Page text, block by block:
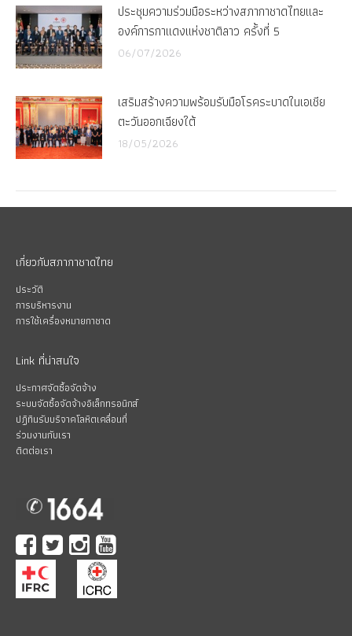
ประชุมความร่วมมือระหว่างสภากาชาดไทยและ
องค์การกาแดงแห่งชาติลาว ครั้งที่ 5
06/07/2026
เสริมสร้างความพร้อมรับมือโรคระบาดในเอเชีย
ตะวันออกเฉียงใต้
18/05/2026
เกี่ยวกับสภากาชาดไทย
ประวัติ
การบริหารงาน
การใช้เครื่องหมายกาชาด
Link ที่น่าสนใจ
ประกาศจัดซื้อจัดจ้าง
ระบบจัดซื้อจัดจ้างอิเล็กทรอนิกส์
ปฏิทินรับบริจาคโลหิตเคลื่อนที่
ร่วมงานกับเรา
ติดต่อเรา